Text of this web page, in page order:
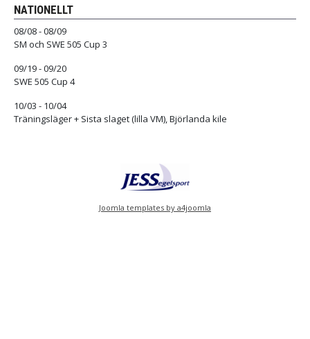
NATIONELLT
08/08 - 08/09
SM och SWE 505 Cup 3
09/19 - 09/20
SWE 505 Cup 4
10/03 - 10/04
Träningsläger + Sista slaget (lilla VM), Björlanda kile
Joomla templates by a4joomla